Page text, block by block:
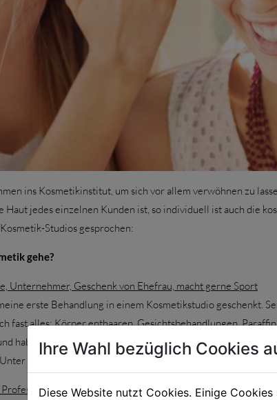
ins Kosmetikinstitut, um sich vor allem verwöhnen zu
Haut jedes einzelnen Kunden ist, so individuell ist auch die
Studios gesprochen:
gehe?
Unternehmer, Geschenk von Ehefrau, macht gerne Sport
erste Behandlung in einem Kosmetikstudio geschenkt.
fast alles: Körper enthaaren, Gesichtsbehandlungen,
habe ein ganz anderes Auftreten. Ich finde auch für Männer
Sportlern ist eine Kosmetikbehandlung, sowie eine
empfindliche Haut, Zeit nehmen
Ihre Wahl bezüglich Cookies
Diese Website nutzt Cookies. Einige